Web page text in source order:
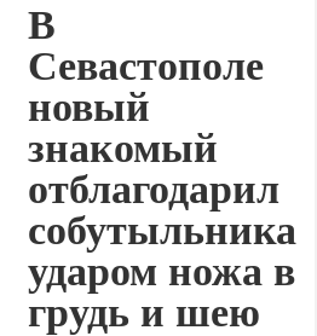
В
Севастополе
новый
знакомый
отблагодарил
собутыльника
ударом ножа в
грудь и шею